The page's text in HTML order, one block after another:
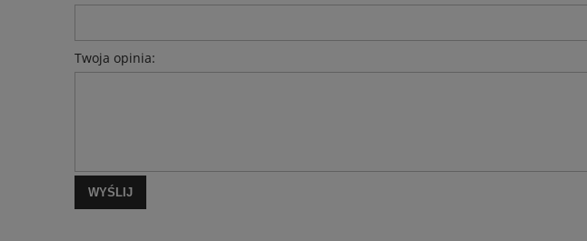
Twoja opinia:
WYŚLIJ